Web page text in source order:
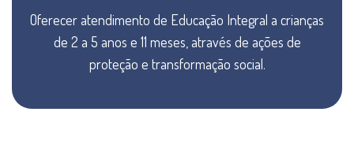
Oferecer atendimento de Educação Integral a crianças
de 2 a 5 anos e 11 meses, através de ações de
proteção e transformação social.